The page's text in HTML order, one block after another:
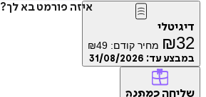
איזה פורמט בא לך?
דיגיטלי
₪32 מחיר קודם: ₪49
במבצע עד: 31/08/2026
שליחה כמתנה